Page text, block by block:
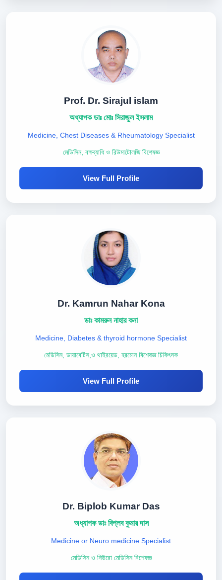
Prof. Dr. Sirajul islam
অধ্যাপক ডাঃ মোঃ সিরাজুল ইসলাম
Medicine, Chest Diseases & Rheumatology Specialist
মেডিসিন, বক্ষব্যাধি ও রিউমাটোলজি বিশেষজ্ঞ
View Full Profile
Dr. Kamrun Nahar Kona
ডাঃ কামরুন নাহার কনা
Medicine, Diabetes & thyroid hormone Specialist
মেডিসিন, ডায়াবেটিস,ও থাইরয়েড, হরমোন বিশেষজ্ঞ চিকিৎসক
View Full Profile
Dr. Biplob Kumar Das
অধ্যাপক ডাঃ বিপ্লব কুমার দাস
Medicine or Neuro medicine Specialist
মেডিসিন ও নিউরো মেডিসিন বিশেষজ্ঞ